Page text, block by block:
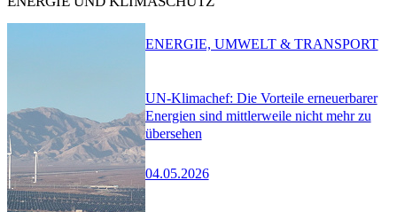
UN-Klimachef: Die Vorteile erneuerbarer
Energien sind mittlerweile nicht mehr zu
übersehen
04.05.2026
ENERGIE, UMWELT & TRANSPORT